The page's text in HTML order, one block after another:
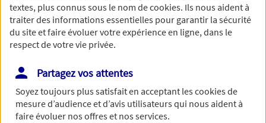
Vous disposez de droits sur les informations vous concernant. Pour
plus d’informations,cliquez ici.
textes, plus connus sous le nom decookies. Ils nous aident à
traiter des informations essentielles pour garantir la sécurité
du site et faire évoluer votre expérience en ligne, dans le
respect de votre vie privée.
Partagez vos attentes
Soyez toujours plus satisfait en acceptant lescookiesde
mesure d’audience et d’avis utilisateurs qui nous aident à
faire évoluer nos offres et nos services.